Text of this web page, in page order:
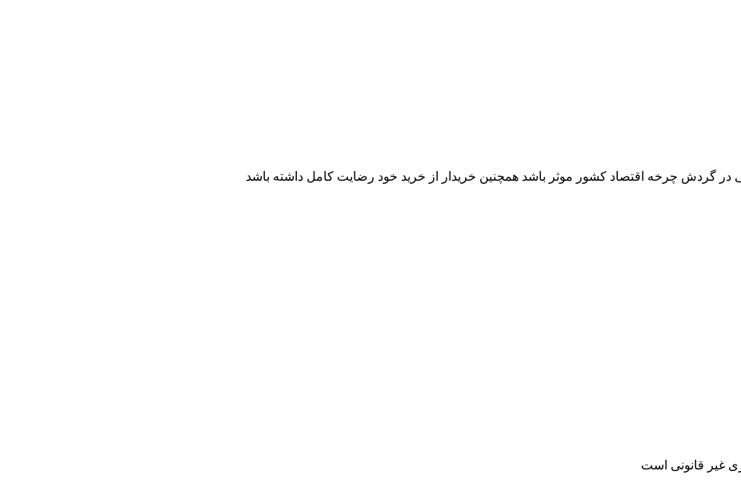
در گردش چرخه اقتصاد کشور موثر باشد همچنین خریدار از خرید خود رضایت کامل داشته باشد
غیر قانونی است